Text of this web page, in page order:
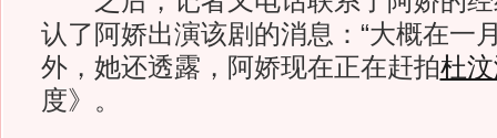
认了阿娇出演该剧的消息：“大概在一
外，她还透露，阿娇现在正在赶拍杜
度》。